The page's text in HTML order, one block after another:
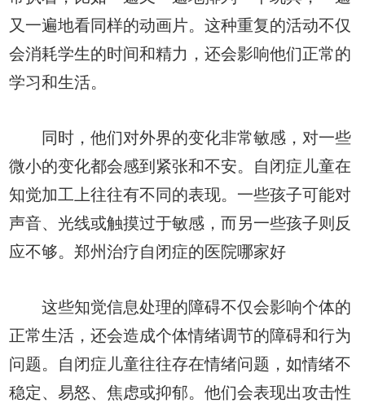
又一遍地看同样的动画片。这种重复的活动不仅
会消耗学生的时间和精力，还会影响他们正常的
学习和生活。
同时，他们对外界的变化非常敏感，对一些
微小的变化都会感到紧张和不安。自闭症儿童在
知觉加工上往往有不同的表现。一些孩子可能对
声音、光线或触摸过于敏感，而另一些孩子则反
应不够。郑州治疗自闭症的医院哪家好
这些知觉信息处理的障碍不仅会影响个体的
正常生活，还会造成个体情绪调节的障碍和行为
问题。自闭症儿童往往存在情绪问题，如情绪不
稳定、易怒、焦虑或抑郁。他们会表现出攻击性